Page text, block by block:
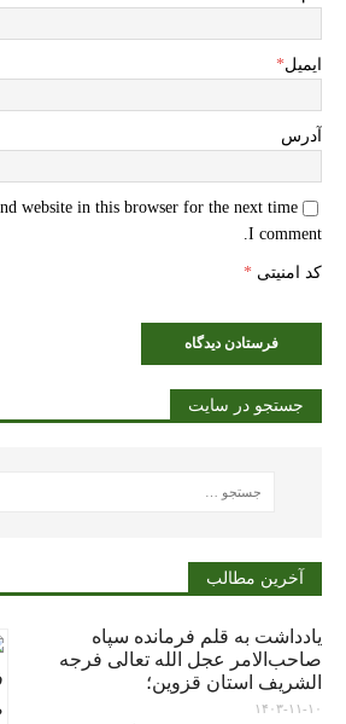
ایمیل*
آدرس
website in this browser for the next time
I comment.
کد امنیتی *
جستجو در سایت
آخرین مطالب
یادداشت به قلم فرمانده سپاه
صاحب‌الامر عجل الله تعالی فرجه
الشریف استان قزوین؛
۱۴۰۳-۱۱-۱۰